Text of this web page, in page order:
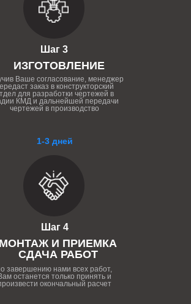
1-3 дней
Шаг 4
МОНТАЖ И ПРИЕМКА
СДАЧА РАБОТ
завершению нами всех работ,
останется только принять и
окончальный расчет
Шаг 3
ИЗГОТОВЛЕНИЕ
Ваше согласование, менеджер
заказ в конструкторский
для разработки чертежей в
КМД и дальнейшей передачи
чертежей в производство